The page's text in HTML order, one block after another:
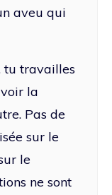
aveu qui
tu travailles
la
Pas de
sur le
le
ne sont